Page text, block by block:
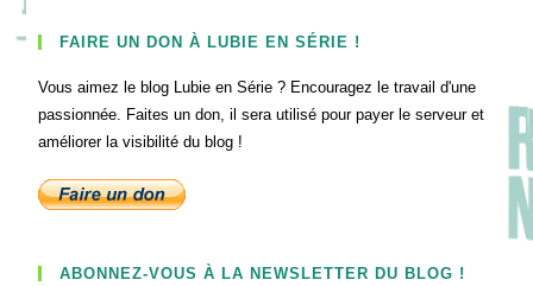
FAIRE UN DON À LUBIE EN SÉRIE !
Vous aimez le blog Lubie en Série ? Encouragez le travail d'une
passionnée. Faites un don, il sera utilisé pour payer le serveur et
améliorer la visibilité du blog !
ABONNEZ-VOUS À LA NEWSLETTER DU BLOG !